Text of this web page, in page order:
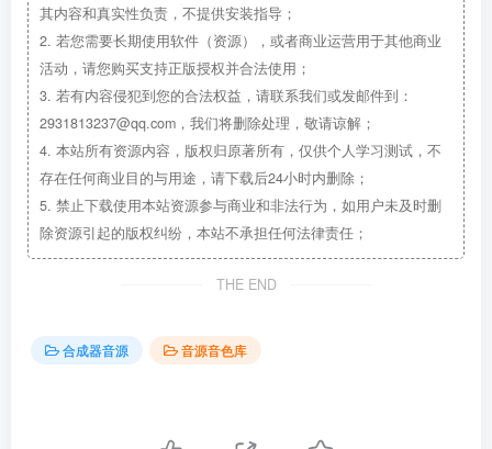
其内容和真实性负责，不提供安装指导；
2. 若您需要长期使用软件（资源），或者商业运营用于其他商业
活动，请您购买支持正版授权并合法使用；
3. 若有内容侵犯到您的合法权益，请联系我们或发邮件到：
2931813237@qq.com，我们将删除处理，敬请谅解；
4. 本站所有资源内容，版权归原著所有，仅供个人学习测试，不
存在任何商业目的与用途，请下载后24小时内删除；
5. 禁止下载使用本站资源参与商业和非法行为，如用户未及时删
除资源引起的版权纠纷，本站不承担任何法律责任；
THE END
合成器音源 音源音色库